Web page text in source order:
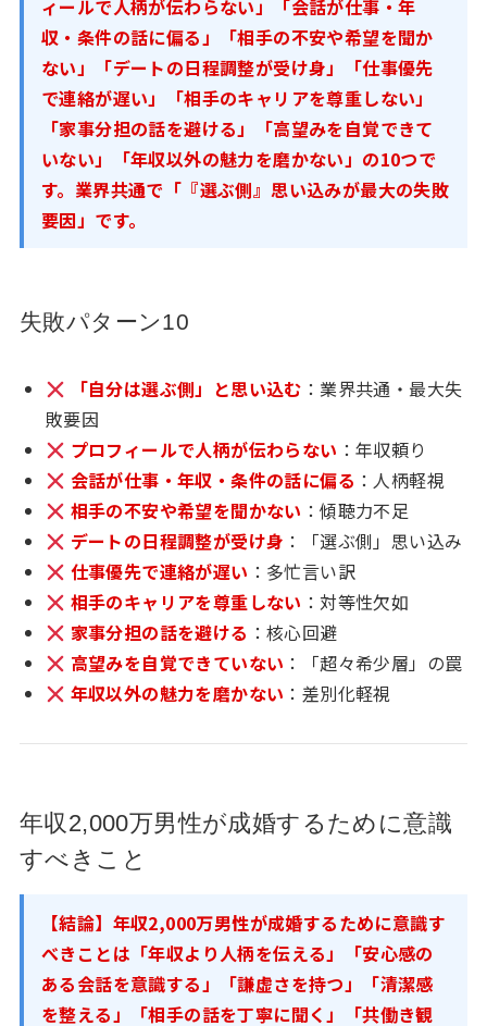
ィールで人柄が伝わらない」「会話が仕事・年
収・条件の話に偏る」「相手の不安や希望を聞か
ない」「デートの日程調整が受け身」「仕事優先
で連絡が遅い」「相手のキャリアを尊重しない」
「家事分担の話を避ける」「高望みを自覚できて
いない」「年収以外の魅力を磨かない」の10つで
す。業界共通で「『選ぶ側』思い込みが最大の失敗
要因」です。
失敗パターン10
「自分は選ぶ側」と思い込む ：業界共通・最大失
敗要因
プロフィールで人柄が伝わらない ：年収頼り
会話が仕事・年収・条件の話に偏る ：人柄軽視
相手の不安や希望を聞かない ：傾聴力不足
デートの日程調整が受け身 ：「選ぶ側」思い込み
仕事優先で連絡が遅い ：多忙言い訳
相手のキャリアを尊重しない ：対等性欠如
家事分担の話を避ける ：核心回避
高望みを自覚できていない ：「超々希少層」の罠
年収以外の魅力を磨かない ：差別化軽視
年収2,000万男性が成婚するために意識
すべきこと
【結論】年収2,000万男性が成婚するために意識す
べきことは「年収より人柄を伝える」「安心感の
ある会話を意識する」「謙虚さを持つ」「清潔感
を整える」「相手の話を丁寧に聞く」「共働き観